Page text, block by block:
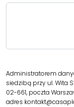
Administratorem
siedzibą przy ul. Wita
02-661, poczta
adres